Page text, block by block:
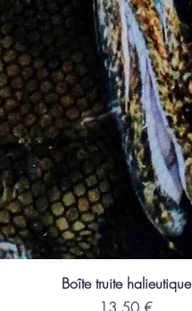
Aperçu rapide
Boîte truite halieutique
Prix